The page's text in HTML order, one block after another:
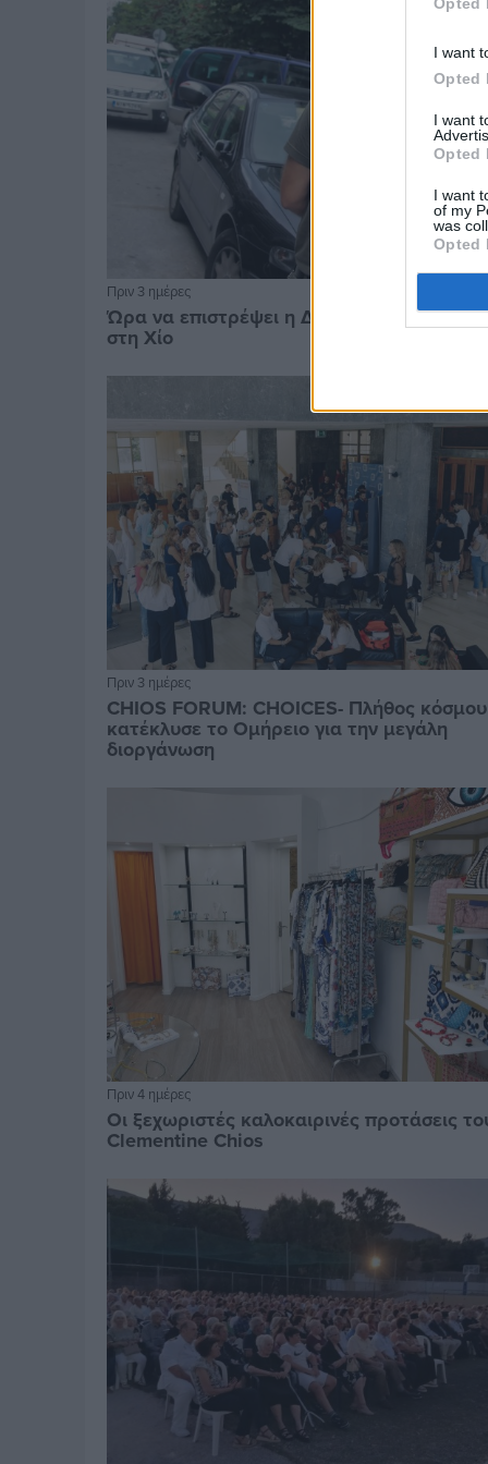
I want
Opted
I want
Opted
I want
of my
was
Opted
Πριν 3 ημέρες
Ώρα να επιστρέψει η Δημοτική Αστυνομία
στη Χίο
Πριν 3 ημέρες
CHIOS FORUM: CHOICES- Πλήθος κόσμου
κατέκλυσε το Ομήρειο για την μεγάλη
διοργάνωση
Πριν 4 ημέρες
Οι ξεχωριστές καλοκαιρινές προτάσεις
Clementine Chios